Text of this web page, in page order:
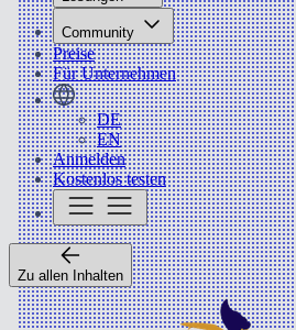
Community
Preise
Für Unternehmen
DE
EN
Anmelden
Kostenlos testen
Zu allen Inhalten